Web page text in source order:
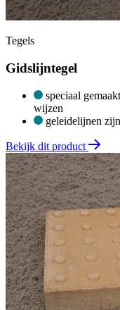
Tegels
Gidslijntegel
speciaal
wijzen
geleidelijnen
Bekijk dit product